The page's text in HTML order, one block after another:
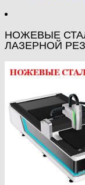
НОЖЕВЫЕ
ЛАЗЕРНОЙ